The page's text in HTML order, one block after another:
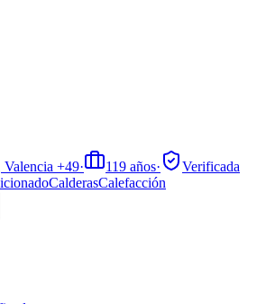
+49· 119 años·
Verificada
CalderasCalefacción